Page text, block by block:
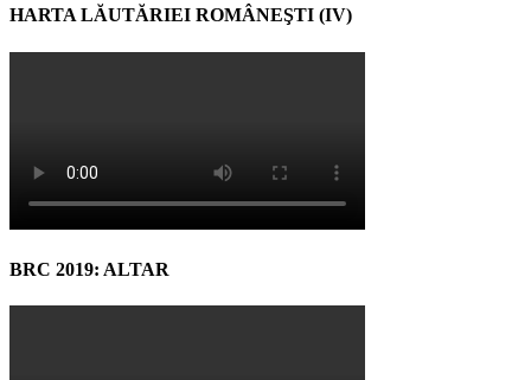
HARTA LĂUTĂRIEI ROMÂNEŞTI (IV)
BRC 2019: ALTAR